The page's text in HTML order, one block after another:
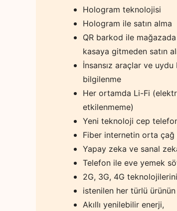
Hologram teknolojisi
Hologram ile satın alma
QR barkod ile
kasaya gitmeden satın
İnsansız araçlar ve uydu
bilgilenme
Her ortamda Li-Fi
etkilenmeme)
Yeni teknoloji cep
Fiber internetin orta çağ
Yapay zeka ve sanal
Telefon ile eve yemek
2G, 3G, 4G
istenilen her türlü
Akıllı yenilebilir enerji,